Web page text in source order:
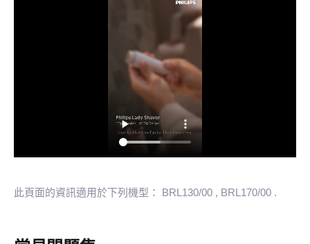
此頁面的資訊適用於下列機型： BRL130/00 , BRL170/00 .